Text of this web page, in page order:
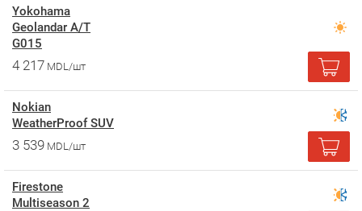
Yokohama
Geolandar A/T
G015
4 217 MDL/шт
Nokian
WeatherProof SUV
3 539 MDL/шт
Firestone
Multiseason 2